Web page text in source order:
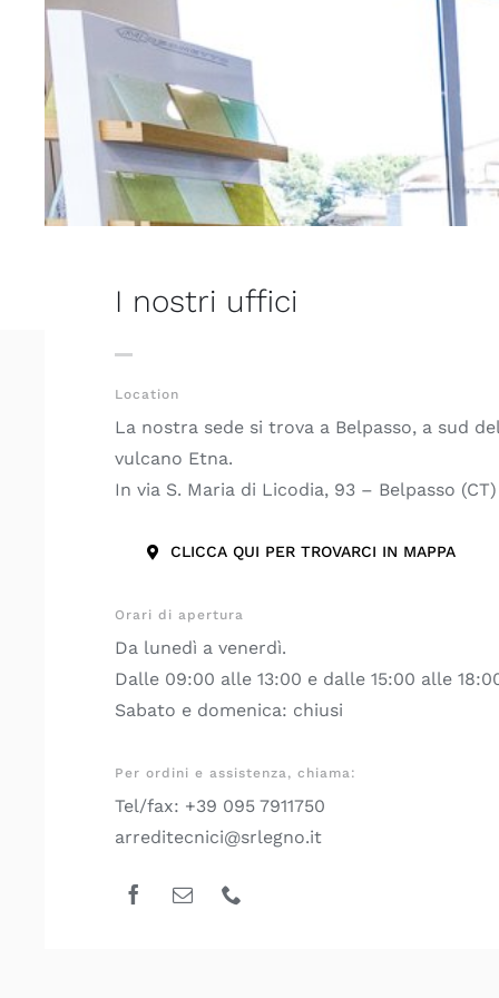
I nostri uffici
Location
La nostra sede si trova a Belpasso, a sud
vulcano Etna.
In via S. Maria di Licodia, 93 – Belpasso (CT)
CLICCA QUI PER TROVARCI IN MAPPA
Orari di apertura
Da lunedì a venerdì.
Dalle 09:00 alle 13:00 e dalle 15:00 alle
Sabato e domenica: chiusi
Per ordini e assistenza, chiama:
Tel/fax: +39 095 7911750
arreditecnici@srlegno.it